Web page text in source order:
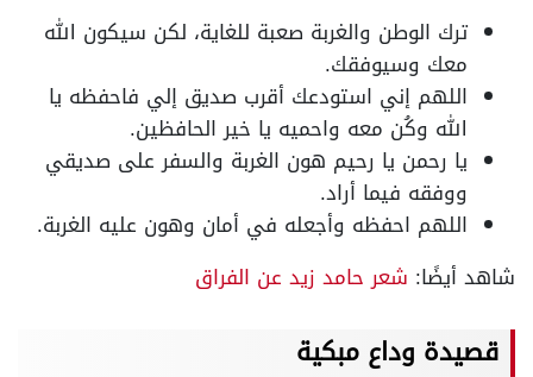
ترك الوطن والغربة صعبة للغاية، لكن سيكون الله
معك وسيوفقك.
اللهم إني استودعك أقرب صديق إلي فاحفظه يا
الله وكُن معه واحميه يا خير الحافظين.
يا رحمن يا رحيم هون الغربة والسفر على صديقي
ووفقه فيما أراد.
اللهم احفظه وأجعله في أمان وهون عليه الغربة.
شاهد أيضًا: شعر حامد زيد عن الفراق
قصيدة وداع مبكية